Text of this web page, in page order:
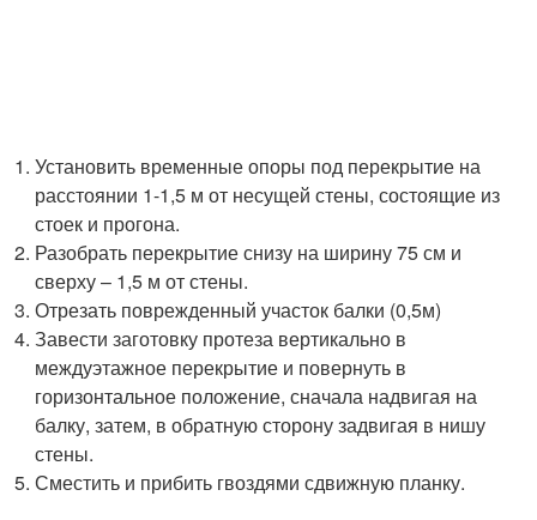
Установить временные опоры под перекрытие на
расстоянии 1-1,5 м от несущей стены, состоящие из
стоек и прогона.
Разобрать перекрытие снизу на ширину 75 см и
сверху – 1,5 м от стены.
Отрезать поврежденный участок балки (0,5м)
Завести заготовку протеза вертикально в
междуэтажное перекрытие и повернуть в
горизонтальное положение, сначала надвигая на
балку, затем, в обратную сторону задвигая в нишу
стены.
Сместить и прибить гвоздями сдвижную планку.